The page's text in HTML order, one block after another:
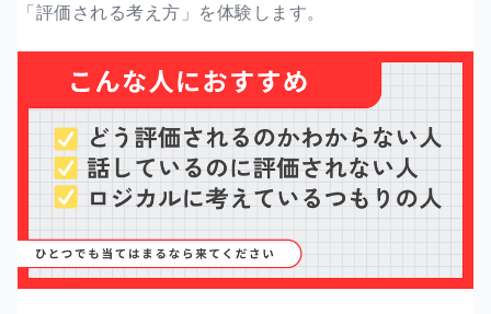
「評価される考え方」を体験します。